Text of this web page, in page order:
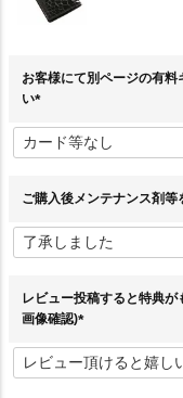
お客様にて別ページの有
い
必
須
ご購入後メンテナンス剤
レビュー投稿すると特典
画像確認)
必
須